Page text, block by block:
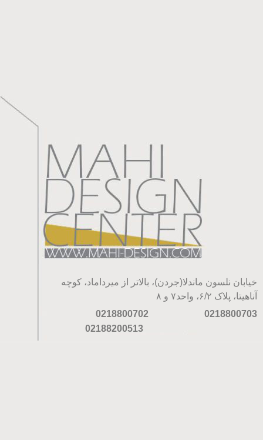
خیابان نلسون ماندلا(جردن)، بالاتر از میرداماد، کوچه
آناهیتا، پلاک ۶/۲، واحد۷ و ۸
0218800703
0218800702
02188200513